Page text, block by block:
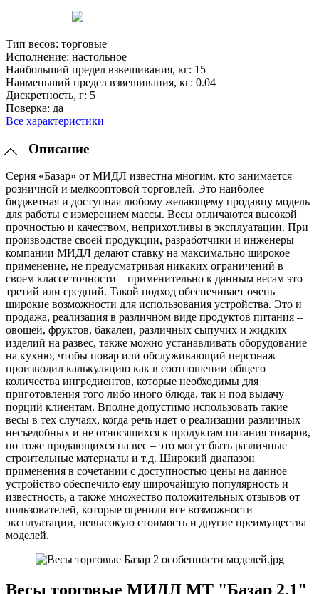
Тип весов: торговые
Исполнение: настольное
Наибольший предел взвешивания, кг: 15
Наименьший предел взвешивания, кг: 0.04
Дискретность, г: 5
Поверка: да
Все характеристики
Описание
Серия «Базар» от МИДЛ известна многим, кто занимается
розничной и мелкооптовой торговлей. Это наиболее
бюджетная и доступная любому желающему продавцу модель
для работы с измерением массы. Весы отличаются высокой
прочностью и качеством, неприхотливы в эксплуатации. При
производстве своей продукции, разработчики и инженеры
компании МИДЛ делают ставку на максимально широкое
применение, не предусматривая никаких ограничений в
своем классе точности – применительно к данным весам это
третий или средний. Такой подход обеспечивает очень
широкие возможности для использования устройства. Это и
продажа, реализация в различном виде продуктов питания –
овощей, фруктов, бакалеи, различных сыпучих и жидких
изделий на развес, также можно устанавливать оборудование
на кухню, чтобы повар или обслуживающий персонаж
производил калькуляцию как в соотношении общего
количества ингредиентов, которые необходимы для
приготовления того либо иного блюда, так и под выдачу
порций клиентам. Вполне допустимо использовать такие
весы в тех случаях, когда речь идет о реализации различных
несъедобных и не относящихся к продуктам питания товаров,
но тоже продающихся на вес – это могут быть различные
строительные материалы и т.д. Широкий диапазон
применения в сочетании с доступностью цены на данное
устройство обеспечило ему широчайшую популярность и
известность, а также множество положительных отзывов от
пользователей, которые оценили все возможности
эксплуатации, невысокую стоимость и другие преимущества
моделей.
Весы торговые МИДЛ МТ "Базар 2.1"